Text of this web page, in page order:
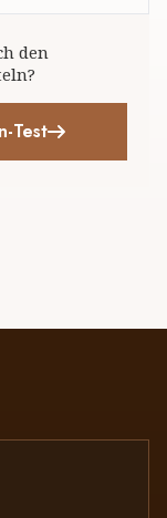
den
Test